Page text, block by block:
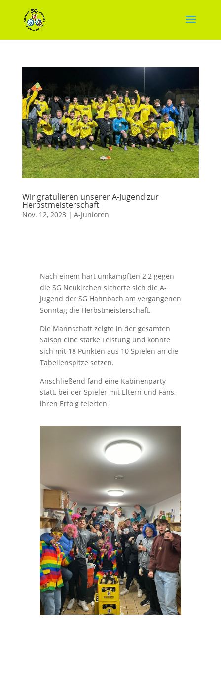
Wir gratulieren unserer A-Jugend zur
Herbstmeisterschaft
Nov. 12, 2023 | A-Junioren
Nach einem hart umkämpften 2:2 gegen
die SG Neukirchen sicherte sich die A-
Jugend der SG Hahnbach am vergangenen
Sonntag die Herbstmeisterschaft.
Die Mannschaft zeigte in der gesamten
Saison eine starke Leistung und konnte
sich mit 18 Punkten aus 10 Spielen an die
Tabellenspitze setzen.
Anschließend fand eine Kabinenparty
statt, bei der Spieler mit Eltern und Fans,
ihren Erfolg feierten !